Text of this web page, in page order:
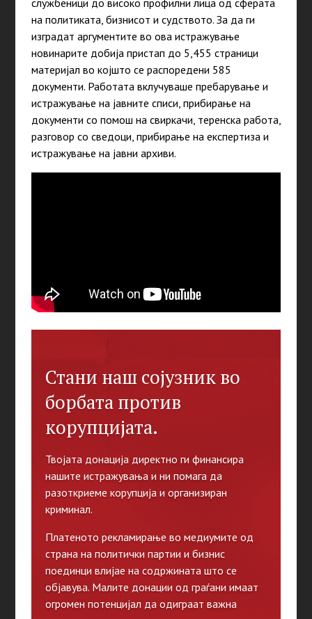
службеници до високо профилни лица од сферата
на политиката, бизнисот и судството. За да ги
изградат аргументите во ова истражување
новинарите добија пристап до 5,455 страници
материјал во којшто се распоредени 585
документи. Работата вклучуваше пребарување и
истражување на јавните списи, прибирање на
документи со помош на свиркачи, теренска работа,
разговор со сведоци, прибирање на експертиза и
истражување на јавни архиви.
Стани наш сојузник во
борбата против
корупцијата.
Твојата донација директно ги финансира
нашите истражувања и ни помага да
разоткриеме корупција и организиран
криминал.
Платеното рекламирање во медиумите од
страна на политички партии и бизнис
поединци влијае на содржината што се
објавува. Малите донации од граѓани имаат
огромен потенцијал да одиграат важна